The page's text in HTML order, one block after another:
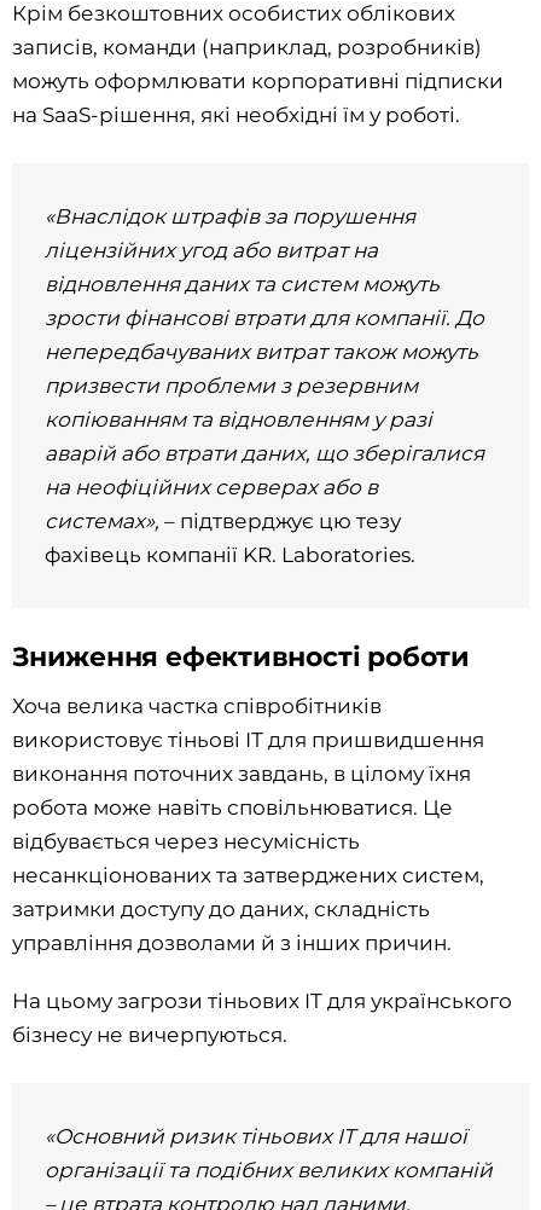
Крім безкоштовних особистих облікових
записів, команди (наприклад, розробників)
можуть оформлювати корпоративні підписки
на SaaS-рішення, які необхідні їм у роботі.
«Внаслідок штрафів за порушення
ліцензійних угод або витрат на
відновлення даних та систем можуть
зрости фінансові втрати для компанії. До
непередбачуваних витрат також можуть
призвести проблеми з резервним
копіюванням та відновленням у разі
аварій або втрати даних, що зберігалися
на неофіційних серверах або в
системах», – підтверджує цю тезу
фахівець компанії KR. Laboratories.
Зниження ефективності роботи
Хоча велика частка співробітників
використовує тіньові ІТ для пришвидшення
виконання поточних завдань, в цілому їхня
робота може навіть сповільнюватися. Це
відбувається через несумісність
несанкціонованих та затверджених систем,
затримки доступу до даних, складність
управління дозволами й з інших причин.
На цьому загрози тіньових IT для українського
бізнесу не вичерпуються.
«Основний ризик тіньових IT для нашої
організації та подібних великих компаній
– це втрата контролю над даними,